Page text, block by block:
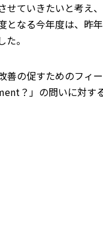
ていきたいと考え
なる今年度は、昨
。
の促すためのフィ
？」の問いに対す